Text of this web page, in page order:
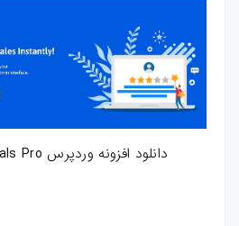
استایل-فتوشاپ
پریست-لایتروم
اسکریپت
دانلود افزونه وردپرس Real Testimonials Pro